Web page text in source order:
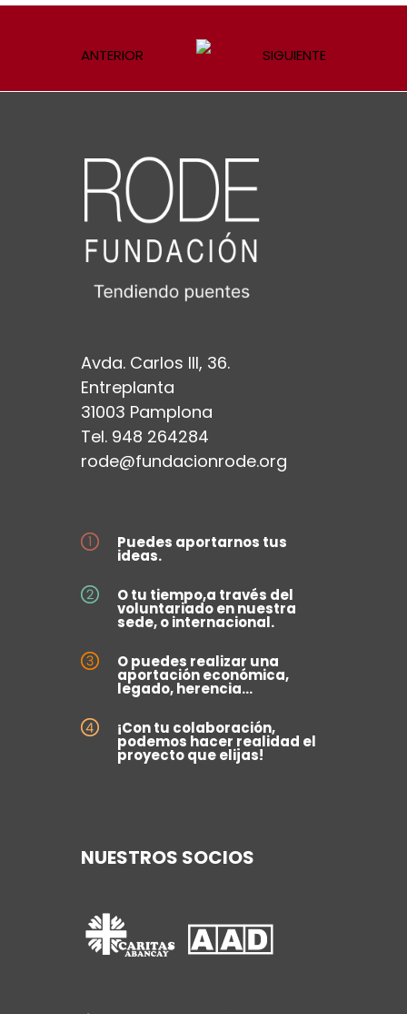
ANTERIOR SIGUIENTE
Avda. Carlos III, 36.
Entreplanta
31003 Pamplona
Tel. 948 264284
rode@fundacionrode.org
Puedes aportarnos tus
ideas.
O tu tiempo,a través del
voluntariado en nuestra
sede, o internacional.
O puedes realizar una
aportación económica,
legado, herencia...
¡Con tu colaboración,
podemos hacer realidad el
proyecto que elijas!
NUESTROS SOCIOS